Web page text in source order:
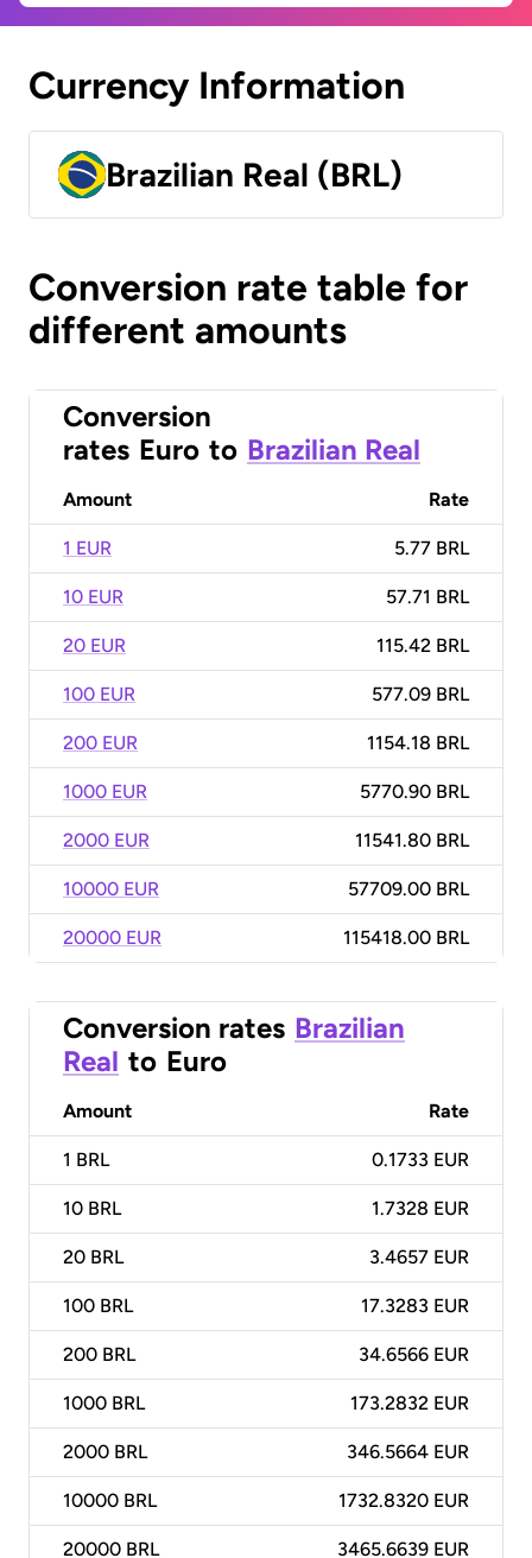
Currency Information
Brazilian Real (BRL)
Conversion rate table for
different amounts
Conversion
rates Euro to Brazilian Real
Amount Rate
1 EUR 5.77 BRL
10 EUR 57.71 BRL
20 EUR 115.42 BRL
100 EUR 577.09 BRL
200 EUR 1154.18 BRL
1000 EUR 5770.90 BRL
2000 EUR 11541.80 BRL
10000 EUR 57709.00 BRL
20000 EUR 115418.00 BRL
Conversion rates Brazilian
Real to Euro
Amount Rate
1 BRL 0.1733 EUR
10 BRL 1.7328 EUR
20 BRL 3.4657 EUR
100 BRL 17.3283 EUR
200 BRL 34.6566 EUR
1000 BRL 173.2832 EUR
2000 BRL 346.5664 EUR
10000 BRL 1732.8320 EUR
20000 BRL 3465.6639 EUR